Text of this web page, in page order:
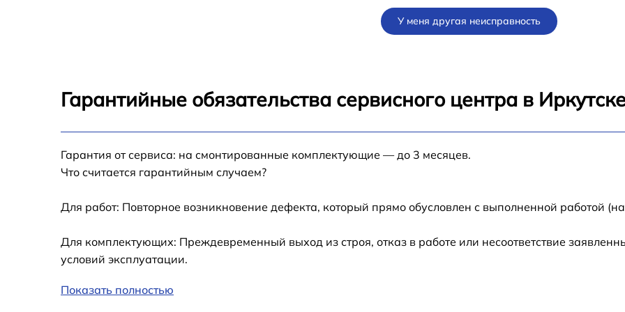
Замена стекла камеры iPhone 16 от 60 мин
Замена разъема зарядки iPhone 16 от 60 мин
У меня другая неисправность
Гарантийные обязательства сервисного центра в
Гарантия от сервиса: на смонтированные комплектующие — до 3 месяцев.
Что считается гарантийным случаем?
Для работ: Повторное возникновение дефекта, который прямо обусловлен с выполненной работой
Для комплектующих: Преждевременный выход из строя, отказ в работе или несоответствие
условий эксплуатации.
Показать полностью